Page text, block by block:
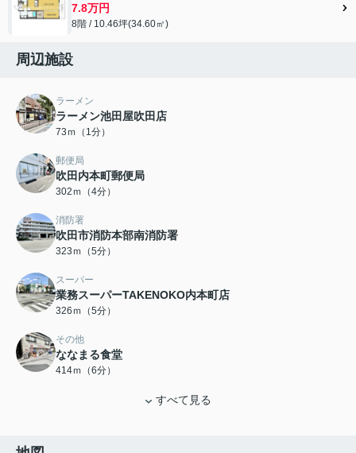
7.8万円
8階 / 10.46坪(34.60㎡)
周辺施設
ラーメン
ラーメン池田屋吹田店
73ｍ（1分）
郵便局
吹田内本町郵便局
302ｍ（4分）
消防署
吹田市消防本部南消防署
323ｍ（5分）
スーパー
業務スーパーTAKENOKO内本町店
326ｍ（5分）
その他
ななまる食堂
414ｍ（6分）
すべて見る